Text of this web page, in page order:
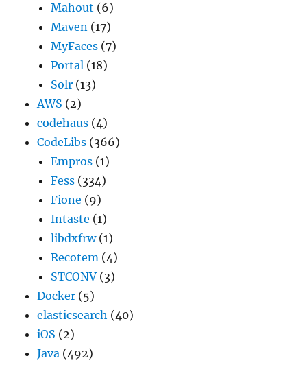
Mahout (6)
Maven (17)
MyFaces (7)
Portal (18)
Solr (13)
AWS (2)
codehaus (4)
CodeLibs (366)
Empros (1)
Fess (334)
Fione (9)
Intaste (1)
libdxfrw(1)
Recotem (4)
STCONV (3)
Docker (5)
elasticsearch (40)
iOS (2)
Java (492)